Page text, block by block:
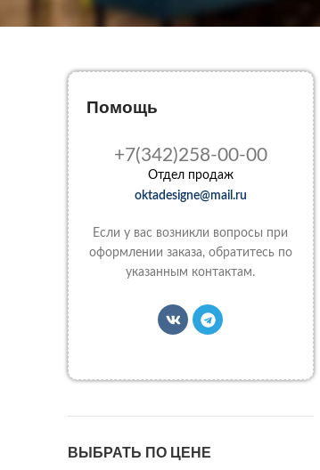
Помощь
+7(342)258-00-00
Отдел продаж
oktadesigne@mail.ru
Если у вас возникли вопросы при
оформлении заказа, обратитесь по
указанным контактам.
ВЫБРАТЬ ПО ЦЕНЕ